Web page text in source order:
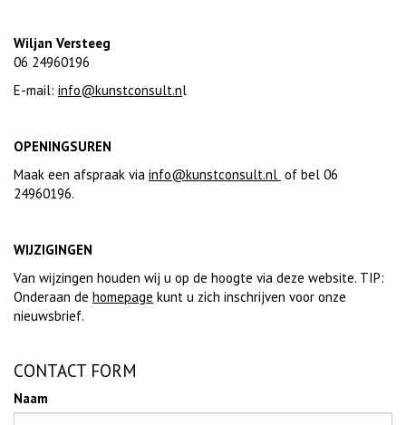
Wiljan Versteeg
06 24960196
E-mail: info@kunstconsult.nl
OPENINGSUREN
Maak een afspraak via info@kunstconsult.nl of bel 06
24960196.
WIJZIGINGEN
Van wijzingen houden wij u op de hoogte via deze website. TIP:
Onderaan de homepage kunt u zich inschrijven voor onze
nieuwsbrief.
CONTACT FORM
Naam